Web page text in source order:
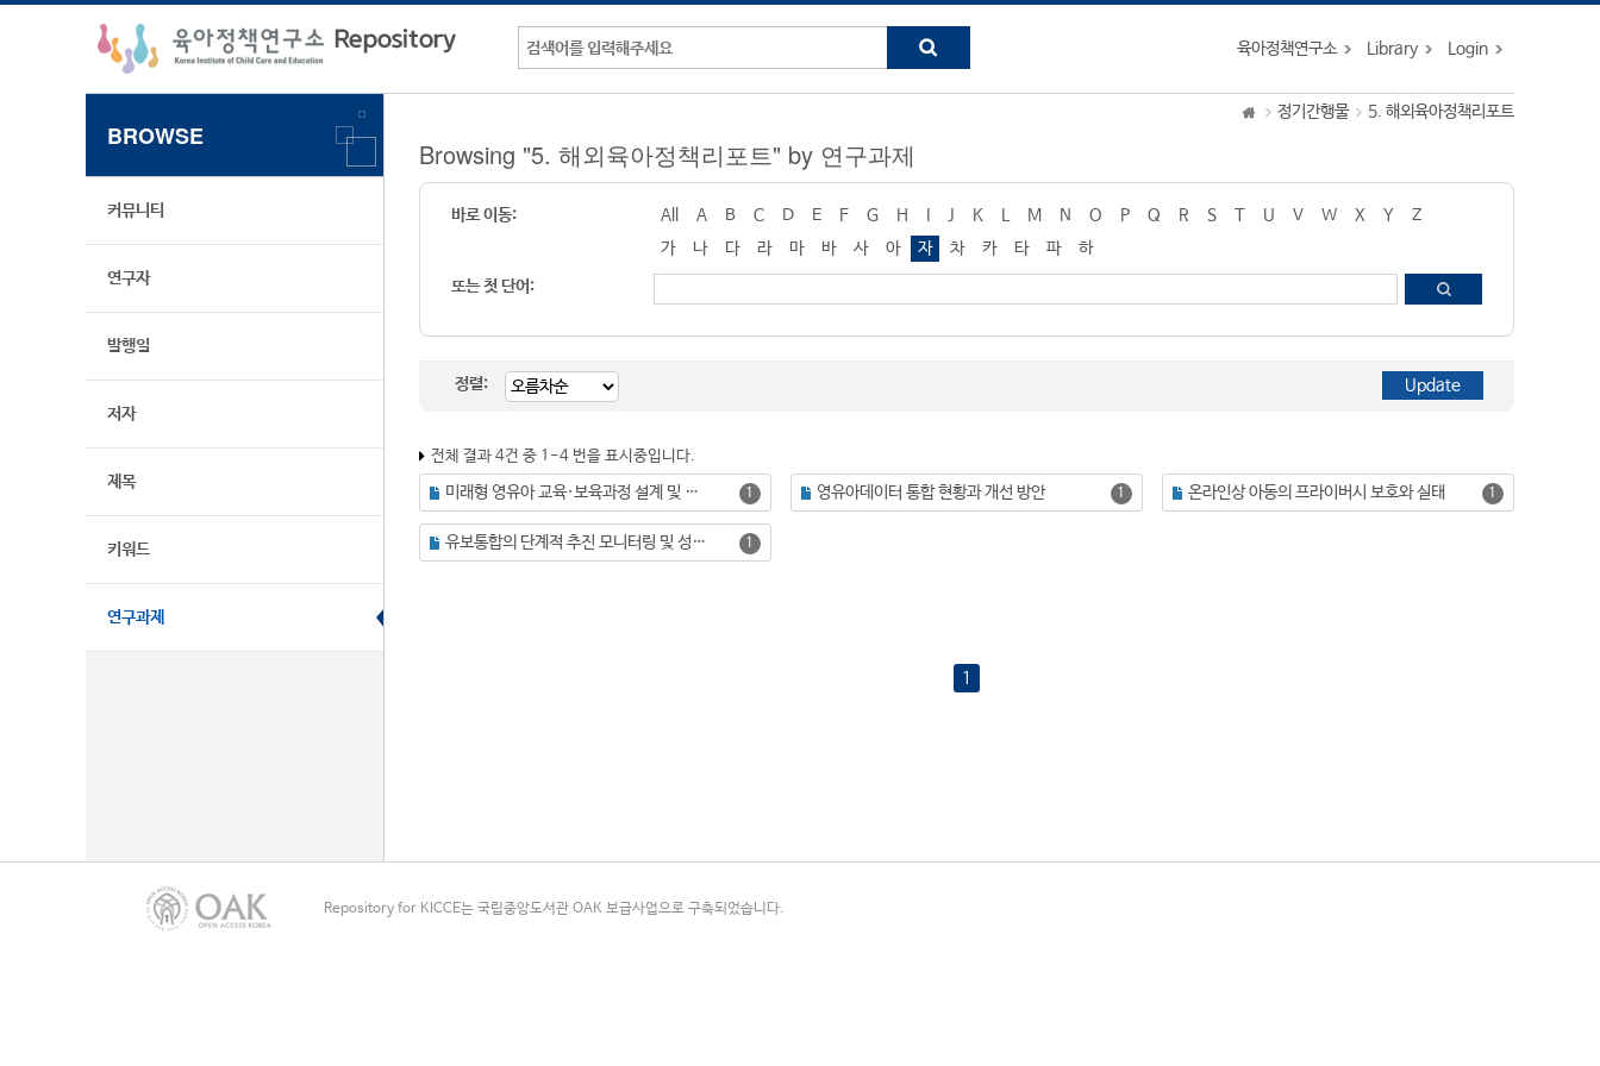
육아정책연구소 Library Login
BROWSE
커뮤니티
연구자
발행일
저자
제목
키워드
연구과제
정기간행물 5. 해외육아정책리포트
Browsing "5. 해외육아정책리포트" by 연구과제
바로 이동: All A B C D E F G H J K M N O P Q R S T U V W X Y
Z
가
나 다 라 마 바 사 아 자 차 카 타 파
하
또는 첫 단어:
정렬:
전체 결과 4건 중 1-4 번을 표시중입니다.
미래형 영유아 교육·보육과정 설계 및 체제 구축 방안(Ⅱ): 미래 역량 중심의 영유아 교육·보육 재구조화 1 영유아데이터 통합 현황과 개선 방안 1 온라인상 아동의 프라이버시 보호와 실태 1
유보통합의 단계적 추진 모니터링 및 성과 제고 방안(Ⅱ) 1
1
Repository for KICCE는 국립중앙도서관 OAK 보급사업으로 구축되었습니다.